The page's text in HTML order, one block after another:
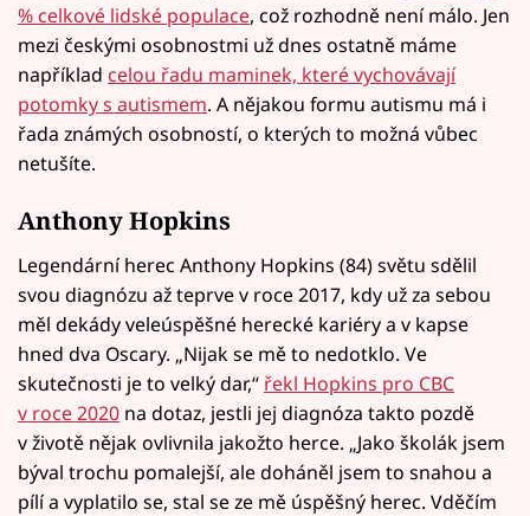
% celkové lidské populace, což rozhodně není málo. Jen
mezi českými osobnostmi už dnes ostatně máme
například celou řadu maminek, které vychovávají
potomky s autismem. A nějakou formu autismu má i
řada známých osobností, o kterých to možná vůbec
netušíte.
Anthony Hopkins
Legendární herec Anthony Hopkins (84) světu sdělil
svou diagnózu až teprve v roce 2017, kdy už za sebou
měl dekády veleúspěšné herecké kariéry a v kapse
hned dva Oscary. „Nijak se mě to nedotklo. Ve
skutečnosti je to velký dar,“ řekl Hopkins pro CBC
v roce 2020 na dotaz, jestli jej diagnóza takto pozdě
v životě nějak ovlivnila jakožto herce. „Jako školák jsem
býval trochu pomalejší, ale doháněl jsem to snahou a
pílí a vyplatilo se, stal se ze mě úspěšný herec. Vděčím